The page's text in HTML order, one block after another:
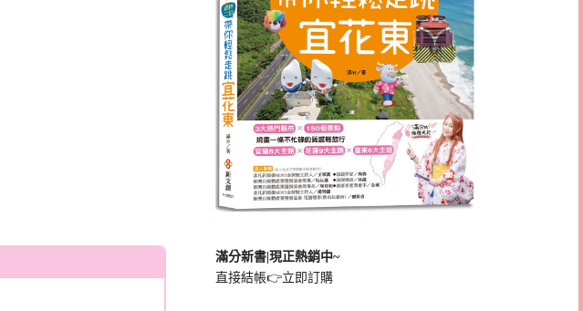
滿分新書|現正熱銷中~
直接結帳👉立即訂購